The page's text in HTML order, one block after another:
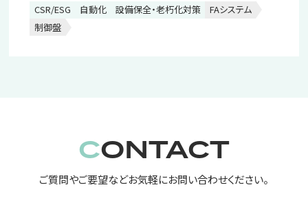
CSR/ESG 自動化 設備保全・老朽化対策
FAシステム
制御盤
CONTACT
ご質問やご要望などお気軽にお問い合わせください。